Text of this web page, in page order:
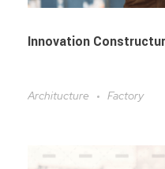
Innovation
Architucture
Factory